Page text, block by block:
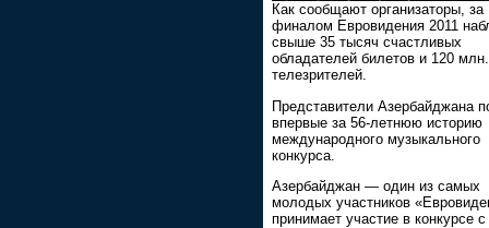
Как сообщают организаторы, за
финалом Евровидения 2011
свыше 35 тысяч счастливых
обладателей билетов и 120 млн.
телезрителей.
Представители Азербайджана
впервые за 56-летнюю историю
международного музыкального
конкурса.
Азербайджан — один из самых
молодых участников
принимает участие в конкурсе